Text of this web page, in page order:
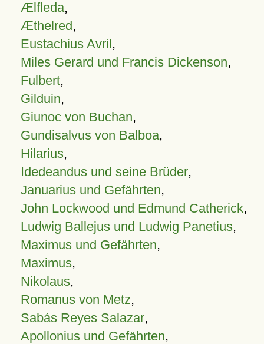
Ælfleda,
Æthelred,
Eustachius Avril,
Miles Gerard und Francis Dickenson,
Fulbert,
Gilduin,
Giunoc von Buchan,
Gundisalvus von Balboa,
Hilarius,
Idedeandus und seine Brüder,
Januarius und Gefährten,
John Lockwood und Edmund Catherick,
Ludwig Ballejus und Ludwig Panetius,
Maximus und Gefährten,
Maximus,
Nikolaus,
Romanus von Metz,
Sabás Reyes Salazar,
Apollonius und Gefährten,